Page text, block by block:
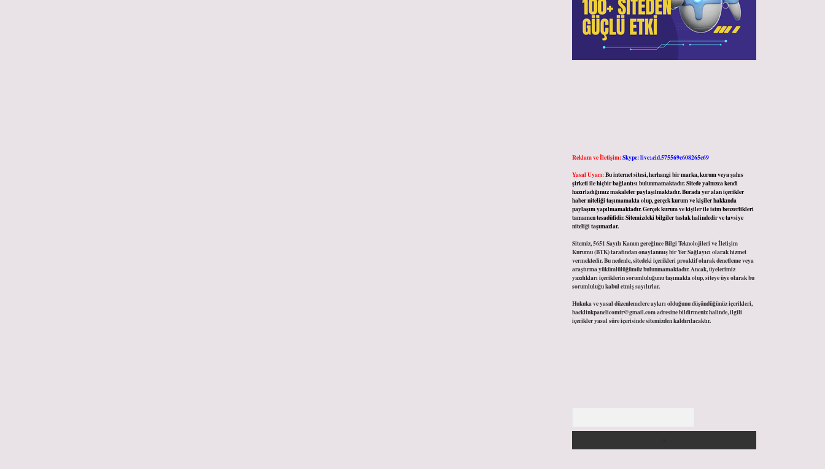
Reklam ve İletişim:Skype: live:.cid.575569c608265c69
Yasal Uyarı:Bu internet sitesi, herhangi bir marka, kurum veya şahıs
şirketi ile hiçbir bağlantısı bulunmamaktadır. Sitede yalnızca kendi
hazırladığımız makaleler paylaşılmaktadır. Burada yer alan içerikler
haber niteliği taşımamakta olup, gerçek kurum ve kişiler hakkında
paylaşım yapılmamaktadır. Gerçek kurum ve kişiler ile isim benzerlikleri
tamamen tesadüfidir. Sitemizdeki bilgiler taslak halindedir ve tavsiye
niteliği taşımazlar.
Sitemiz, 5651 Sayılı Kanun gereğince Bilgi Teknolojileri ve İletişim
Kurumu (BTK) tarafından onaylanmış bir Yer Sağlayıcı olarak hizmet
vermektedir. Bu nedenle, sitedeki içerikleri proaktif olarak denetleme veya
araştırma yükümlülüğümüz bulunmamaktadır. Ancak, üyelerimiz
yazdıkları içeriklerin sorumluluğunu taşımakta olup, siteye üye olarak bu
sorumluluğu kabul etmiş sayılırlar.
Hukuka ve yasal düzenlemelere aykırı olduğunu düşündüğünüz içerikleri,
backlinkpanelicomtr@gmail.comadresine bildirmeniz halinde, ilgili
içerikler yasal süre içerisinde sitemizden kaldırılacaktır.